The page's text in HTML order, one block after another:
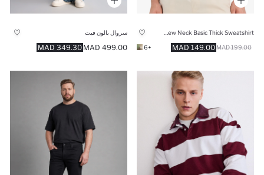
149.00 MAD 199.00 MAD
+6
سروال بالون فيت
349.30 MAD 499.00 MAD